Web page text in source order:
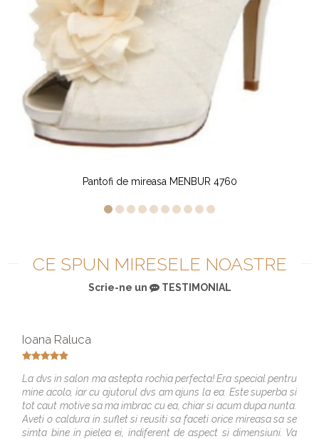
mireasa MENBUR 4760
CE SPUN MIRESELE NOASTRE
Scrie-ne un TESTIMONIAL
Ioana Raluca
La dvs in salon ma astepta rochia perfecta! Era special pentru
mine acolo, iar cu ajutorul dvs am ajuns la ea. Este superba si
tot caut motive sa ma imbrac cu ea, chiar si acum dupa nunta.
Aveti o caldura in suflet si reusiti sa faceti orice mireasa sa se
simta bine in pielea ei, indiferent de aspect si dimensiuni. Va